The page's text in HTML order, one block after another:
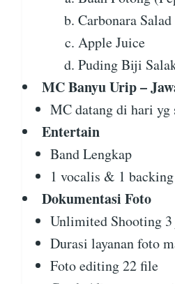
Carbonara Salad
Apple Juice
Puding Biji
MC Banyu Urip –
MC datang di hari yg
Entertain
Band Lengkap
1 vocalis & 1
Dokumentasi Foto
Unlimited Shooting
Durasi layanan foto
Foto editing 22 file